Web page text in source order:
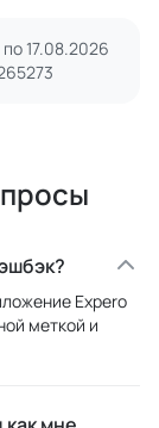
17.08.2026
Expero
меткой и